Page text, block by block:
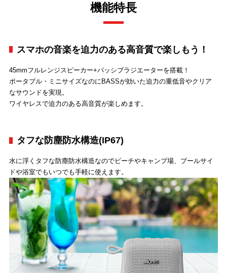
機能特長
スマホの音楽を迫力のある高音質で楽しもう！
45mmフルレンジスピーカー+パッシブラジエーターを搭載！
ポータブル・ミニサイズなのにBASSが効いた迫力の重低音やクリア
なサウンドを実現。
ワイヤレスで迫力のある高音質が楽しめます。
タフな防塵防水構造(IP67)
水に浮くタフな防塵防水構造なのでビーチやキャンプ場、プールサイ
ドや浴室でもいつでも手軽に使えます。